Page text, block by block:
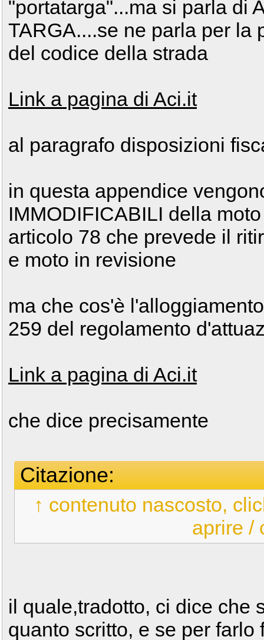
"portatarga"...ma si parla di
TARGA....se ne parla per la
del codice della strada
Link a pagina di Aci.it
al paragrafo disposizioni
in questa appendice
IMMODIFICABILI della
articolo 78 che prevede il
e moto in revisione
ma che cos'è
259 del regolamento
Link a pagina di Aci.it
che dice precisamente
Citazione:
↑ contenuto nascosto,
aprire /
il quale,tradotto, ci dice che
quanto scritto, e se per